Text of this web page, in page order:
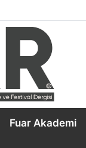
Fuar Akademi